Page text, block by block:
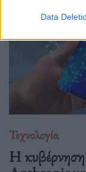
Data
Τεχνολογία
Η